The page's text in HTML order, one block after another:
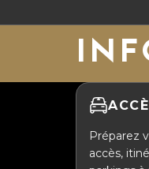
Préparez
accès,